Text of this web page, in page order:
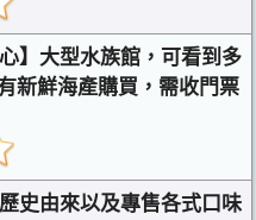
】大型水族館，可看到多
新鮮海產購買，需收門票
史由來以及專售各式口味